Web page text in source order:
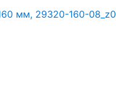
мм, 29320-160-